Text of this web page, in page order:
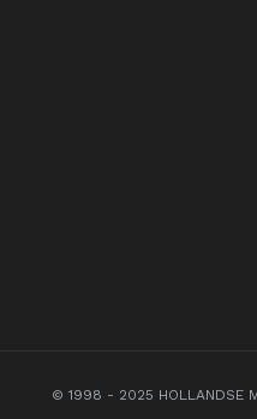
© 1998 - 2025 HOLLANDSE